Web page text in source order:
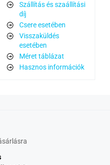
Szállítás és szaállítási
díj
Csere esetében
Visszaküldés
esetében
Méret táblázat
Hasznos információk